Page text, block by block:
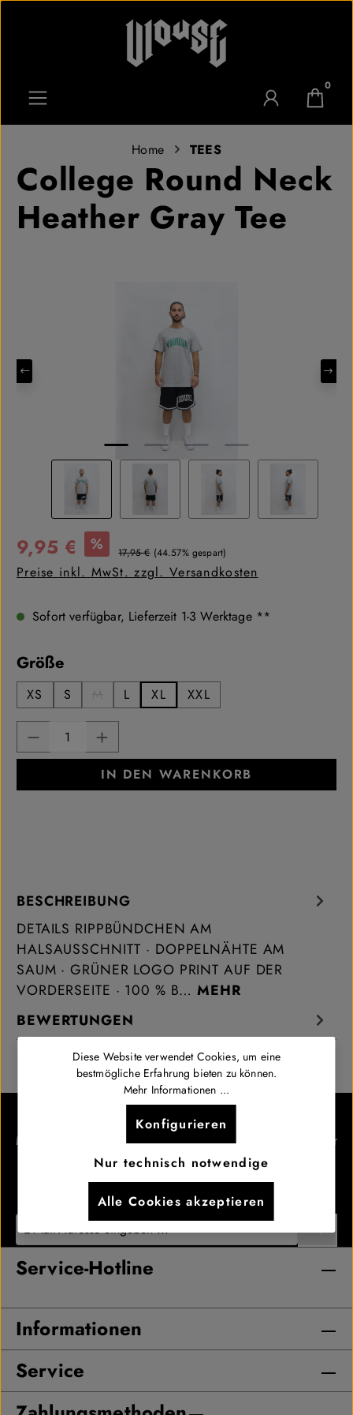
Zum Hauptinhalt springen
0
Home TEES
College Round Neck
Heather Gray Tee
Verkaufspreis:
9,95 € % Regulärer Preis:
17,95 € (44.57% gespart)
Preise inkl. MwSt. zzgl. Versandkosten
Sofort verfügbar, Lieferzeit 1-3 Werktage **
Größeauswählen
XS S
(Diese Option ist zurzeit nicht verfügbar.)
L XL XXL
Produkt Anzahl: Gib den gewünschten
IN DEN WARENKORB
BESCHREIBUNG
DETAILS RIPPBÜNDCHEN AM
HALSAUSSCHNITT · DOPPELNÄHTE AM
SAUM · GRÜNER LOGO PRINT AUF DER
VORDERSEITE · 100 % B…MEHR
BEWERTUNGEN
Newsletter abonnieren.
Melde dich für unseren Newsletter an und erfahre als Erster
von neuen Drops, exklusiven Releases und besonderen
Angeboten.
Service-Hotline
Informationen
Service
Diese Website verwendet Cookies, um eine
bestmögliche Erfahrung bieten zu können.
Mehr Informationen ...
Nur technisch notwendige
Konfigurieren
Alle Cookies akzeptieren